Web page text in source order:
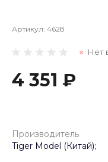
Артикул: 4628
Нет
4 351 ₽
Производитель
Tiger Model (Китай);